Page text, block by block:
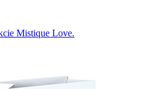
Mistique Love.